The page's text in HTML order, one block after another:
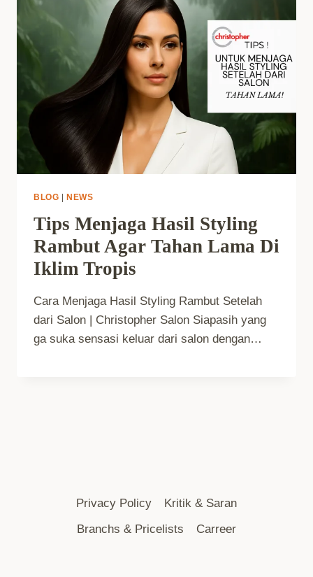
BLOG |NEWS
Tips Menjaga Hasil Styling
Rambut Agar Tahan Lama Di
Iklim Tropis
Cara Menjaga Hasil Styling Rambut Setelah
dari Salon | Christopher Salon Siapasih yang
ga suka sensasi keluar dari salon dengan…
Privacy Policy
Kritik & Saran
Branchs & Pricelists
Carreer